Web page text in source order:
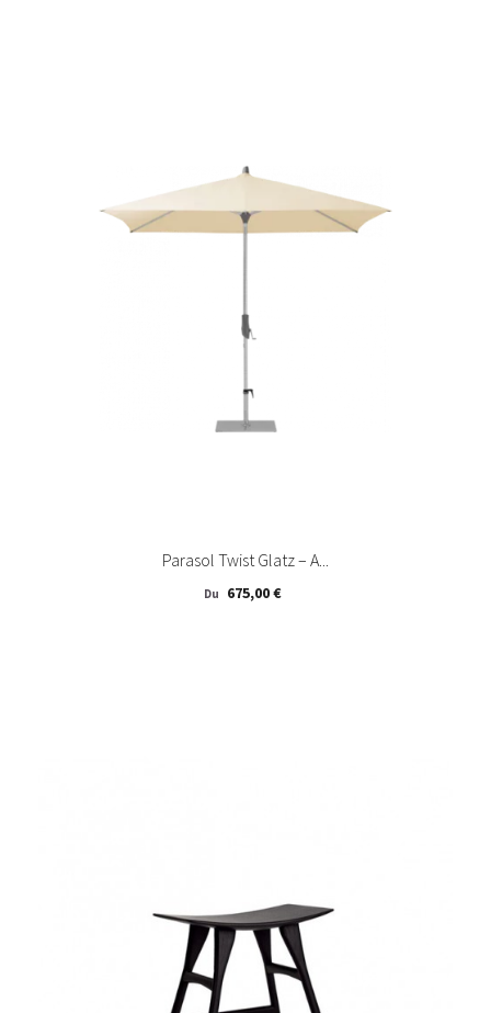
Parasol Twist Glatz – A...
Du Prix
675,00 €